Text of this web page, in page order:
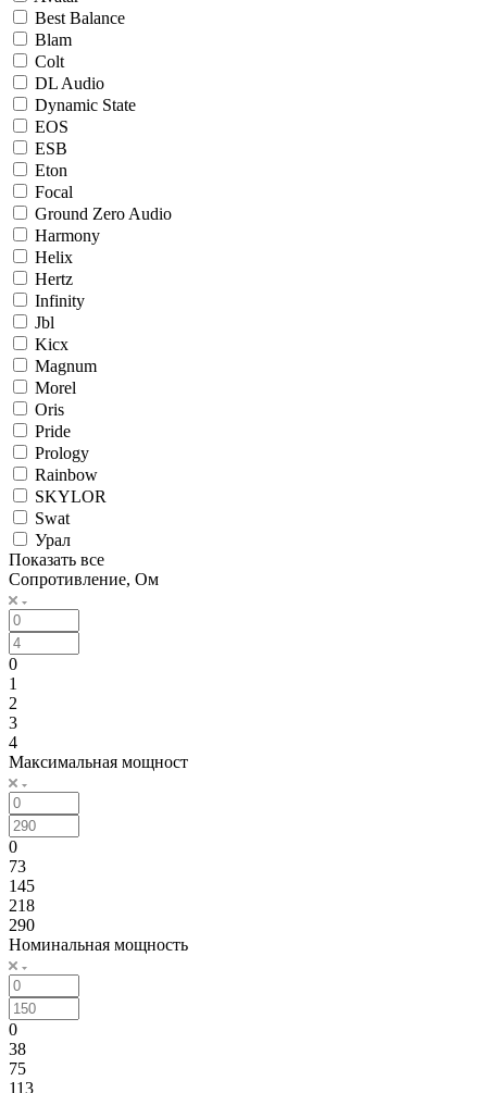
Best Balance
Blam
Colt
DL Audio
Dynamic State
EOS
ESB
Eton
Focal
Ground Zero Audio
Harmony
Helix
Hertz
Infinity
Jbl
Kicx
Magnum
Morel
Oris
Pride
Prology
Rainbow
SKYLOR
Swat
Урал
Показать все
Сопротивление, Ом
0
1
2
3
4
Максимальная мощност
0
73
145
218
290
Номинальная мощность
0
38
75
113